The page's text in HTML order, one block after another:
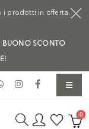
i prodotti in offerta.
BUONO SCONTO
0